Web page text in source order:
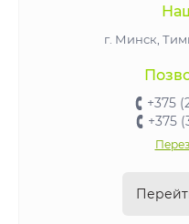
г. Минск,
+375
+375